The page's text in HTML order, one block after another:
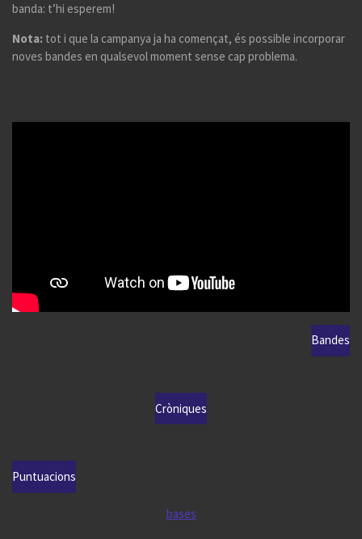
banda: t’hi esperem!
Nota: tot i que la campanya ja ha començat, és possible incorporar
noves bandes en qualsevol moment sense cap problema.
Bandes
Cròniques
Puntuacions
bases